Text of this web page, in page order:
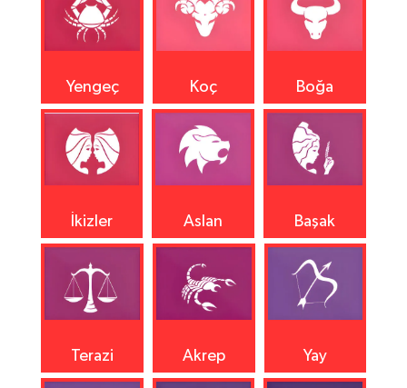
Yengeç Koç Boğa
İkizler Aslan Başak
Terazi Akrep Yay